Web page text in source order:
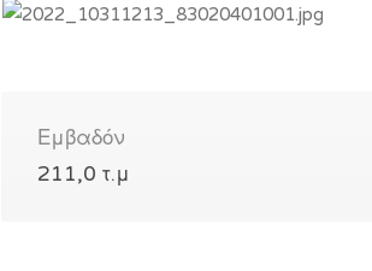
Εμβαδόν
211,0 τ.μ